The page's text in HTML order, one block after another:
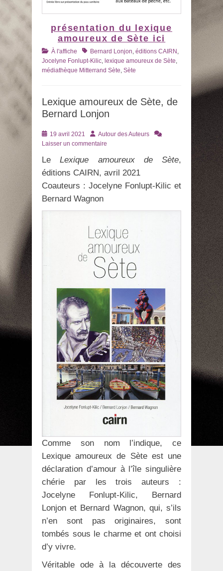
présentation du lexique
amoureux de Sète ici
Catégories
À l'affiche TagsBernard Lonjon, éditions CAIRN ,
Jocelyne Fonlupt-Kilic, lexique amoureux de Sète,
médiathèque Mitterrand Sète, Sète
Lexique amoureux de Sète, de
Bernard Lonjon
Posté
le
19 avril 2021 AuteurAutour des Auteurs
Laisser un commentaire
LeLexique amoureux de Sète,
éditions CAIRN, avril 2021
Coauteurs : Jocelyne Fonlupt-Kilic et
Bernard Wagnon
Comme son nom l’indique, ce
Lexique amoureux de Sète est une
déclaration d’amour à l’île singulière
chérie par les trois auteurs :
Jocelyne Fonlupt-Kilic, Bernard
Lonjon et Bernard Wagnon, qui, s’ils
n’en sont pas originaires, sont
tombés sous le charme et ont choisi
d’y vivre.
Véritable ode à la découverte des